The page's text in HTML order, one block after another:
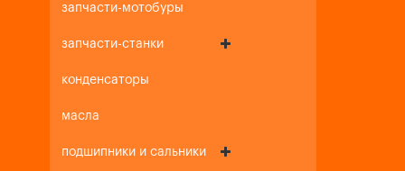
запчасти-мотобуры
запчасти-станки
конденсаторы
масла
подшипники и сальники